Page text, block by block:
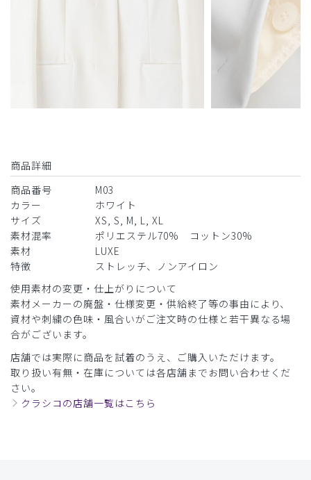
M03レディース白衣:ノーカラージャージーコー
年齢:40代
ノーカラーのデザインは、涼しく、着用のストレスも軽減さ
れますので、気に入り、2着目を購入しました。
商品：
M03レディース白衣:ノーカラージャージーコー
ト・LUXE/白/S
​1 ​2
商品詳細
商品番号
M03
カラー
ホワイト
サイズ
XS, S, M, L, XL
素材混率
ポリエステル70% コットン30%
素材
LUXE
特徴
ストレッチ、ノンアイロン
使用素材の変更・仕上がりについて
素材メーカーの廃盤・仕様変更・供給終了等の事由により、
資材や刺繍の色味・風合いがご注文時の仕様と若干異なる場
合がございます。
店舗では実際に商品を試着のうえ、ご購入いただけます。
取り扱い有無・在庫については各店舗までお問い合わせくだ
さい。
クラシコの店舗一覧はこちら